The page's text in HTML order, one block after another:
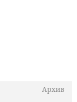
Архив